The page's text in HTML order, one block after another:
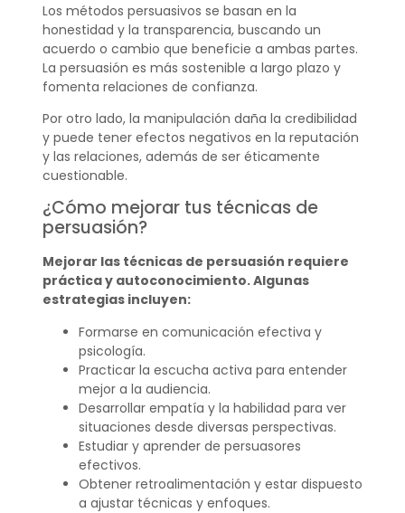
Los métodos persuasivos se basan en la
honestidad y la transparencia, buscando un
acuerdo o cambio que beneficie a ambas partes.
La persuasión es más sostenible a largo plazo y
fomenta relaciones de confianza.
Por otro lado, la manipulación daña la credibilidad
y puede tener efectos negativos en la reputación
y las relaciones, además de ser éticamente
cuestionable.
¿Cómo mejorar tus técnicas de
persuasión?
Mejorar las técnicas de persuasión requiere
práctica y autoconocimiento. Algunas
estrategias incluyen:
Formarse en comunicación efectiva y
psicología.
Practicar la escucha activa para entender
mejor a la audiencia.
Desarrollar empatía y la habilidad para ver
situaciones desde diversas perspectivas.
Estudiar y aprender de persuasores
efectivos.
Obtener retroalimentación y estar dispuesto
a ajustar técnicas y enfoques.